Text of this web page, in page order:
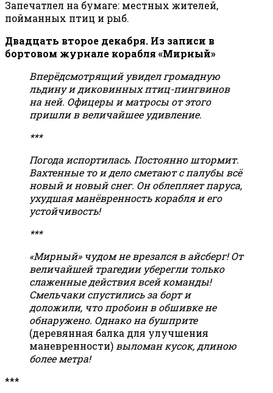
Запечатлел на бумаге: местных жителей,
пойманных птиц и рыб.
Двадцать второе декабря. Из записи в
бортовом журнале корабля «Мирный»
Вперёдсмотрящий увидел громадную
льдину и диковинных птиц-пингвинов
на ней. Офицеры и матросы от этого
пришли в величайшее удивление.
***
Погода испортилась. Постоянно штормит.
Вахтенные то и дело сметают с палубы всё
новый и новый снег. Он облепляет паруса,
ухудшая манёвренность корабля и его
устойчивость!
***
«Мирный» чудом не врезался в айсберг! От
величайшей трагедии уберегли только
слаженные действия всей команды!
Смельчаки спустились за борт и
доложили, что пробоин в обшивке не
обнаружено. Однако на бушприте
(деревянная балка для улучшения
маневренности) выломан кусок, длиною
более метра!
***